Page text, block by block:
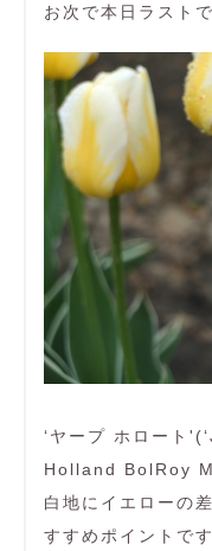
お次で本日ラストで
‘ヤープ ホロート
Holland BolRoy
白地にイエローの
すすめポイントです